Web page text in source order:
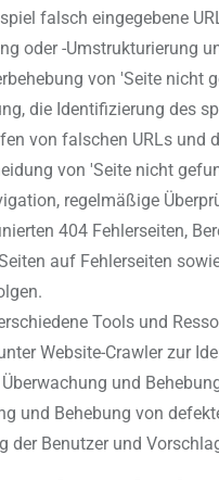
falsch eingegebene
oder -Umstrukturierung
von 'Seite nicht
die Identifizierung des
von falschen URLs und
von 'Seite nicht
regelmäßige
404 Fehlerseiten,
auf Fehlerseiten
Tools und
Website-Crawler zur
und
und Behebung von
der Benutzer und